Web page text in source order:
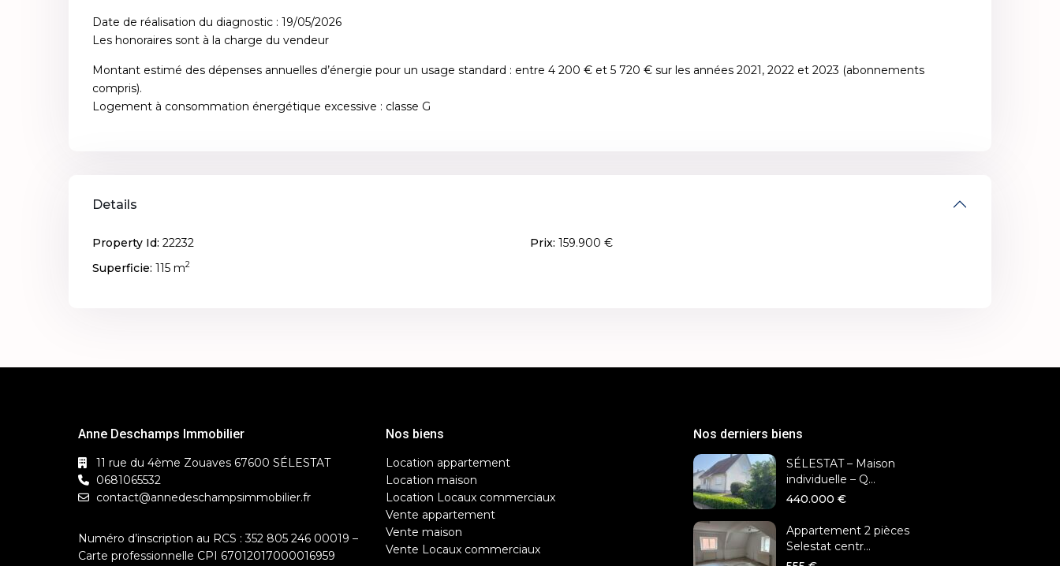
Date de réalisation du diagnostic : 19/05/2026
Les honoraires sont à la charge du vendeur
Montant estimé des dépenses annuelles d’énergie pour un usage standard : entre 4 200 € et 5 720 € sur les années 2021, 2022 et 2023 (abonnements
compris).
Logement à consommation énergétique excessive : classe G
Details
Property Id: 22232 Prix: 159.900 €
Superficie: 115 m2
Anne Deschamps Immobilier
11 rue du 4ème Zouaves 67600 SÉLESTAT
0681065532
contact@annedeschampsimmobilier.fr
Numéro d’inscription au RCS : 352 805 246 00019 –
Carte professionnelle CPI 67012017000016959
Nos biens
Location appartement
Location maison
Location Locaux commerciaux
Vente appartement
Vente maison
Vente Locaux commerciaux
Nos derniers biens
SÉLESTAT – Maison
individuelle – Q...
440.000 €
Appartement 2 pièces
Selestat centr...